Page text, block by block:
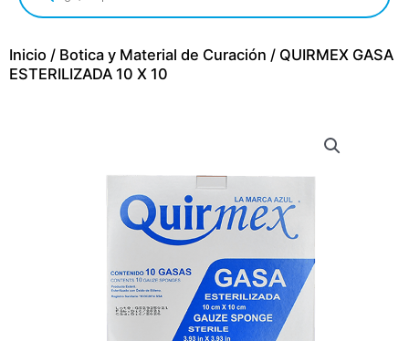
Inicio / Botica y Material de Curación / QUIRMEX GASA
ESTERILIZADA 10 X 10